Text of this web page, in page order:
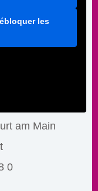
les
am Main
0